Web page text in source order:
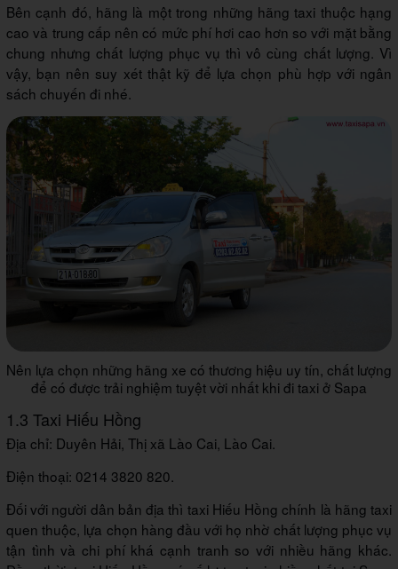
Bên cạnh đó, hãng là một trong những hãng taxi thuộc hạng
cao và trung cấp nên có mức phí hơi cao hơn so với mặt bằng
chung nhưng chất lượng phục vụ thì vô cùng chất lượng. Vì
vậy, bạn nên suy xét thật kỹ để lựa chọn phù hợp với ngân
sách chuyến đi nhé.
Nên lựa chọn những hãng xe có thương hiệu uy tín, chất lượng
để có được trải nghiệm tuyệt vời nhất khi đi taxi ở Sapa
1.3 Taxi Hiếu Hồng
Địa chỉ: Duyên Hải, Thị xã Lào Cai, Lào Cai.
Điện thoại: 0214 3820 820.
Đối với người dân bản địa thì taxi Hiếu Hồng chính là hãng taxi
quen thuộc, lựa chọn hàng đầu với họ nhờ chất lượng phục vụ
tận tình và chi phí khá cạnh tranh so với nhiều hãng khác.